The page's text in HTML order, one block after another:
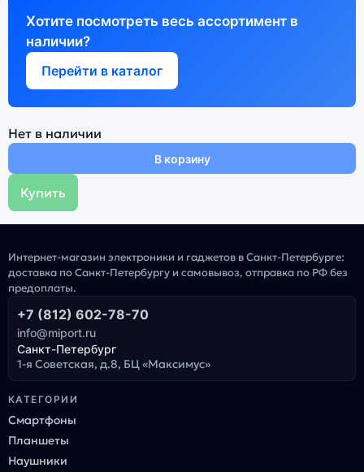
Хотите посмотреть весь ассортимент в
наличии?
Перейти в каталог
Нет в наличии
В корзину
Купить
Интернет-магазин электроники и гаджетов в Санкт-Петербурге:
доставка по Санкт-Петербургу и самовывоз, отправка по РФ без
предоплаты.
+7 (812) 602-78-70
info@miport.ru
Санкт-Петербург
1-я Советская, д.8, БЦ «Максимус»
КАТЕГОРИИ
Смартфоны
Планшеты
Наушники